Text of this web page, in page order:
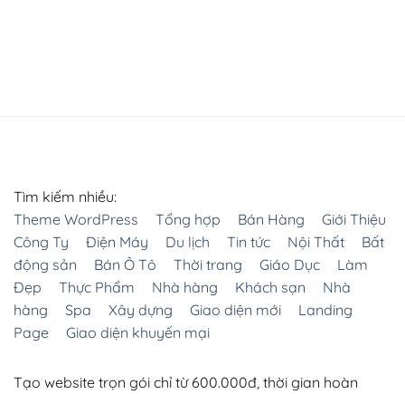
Tìm kiếm nhiều:
Theme WordPress
Tổng hợp Bán Hàng
Giới Thiệu
Công Ty
Điện Máy Du lịch Tin tức Nội Thất
Bất
động sản
Bán Ô Tô Thời trang Giáo Dục
Làm
Đẹp
Thực Phẩm Nhà hàng Khách sạn
Nhà
hàng
Spa Xây dựng Giao diện mới
Landing
Page
Giao diện khuyến mại
Tạo website trọn gói chỉ từ 600.000đ, thời gian hoàn